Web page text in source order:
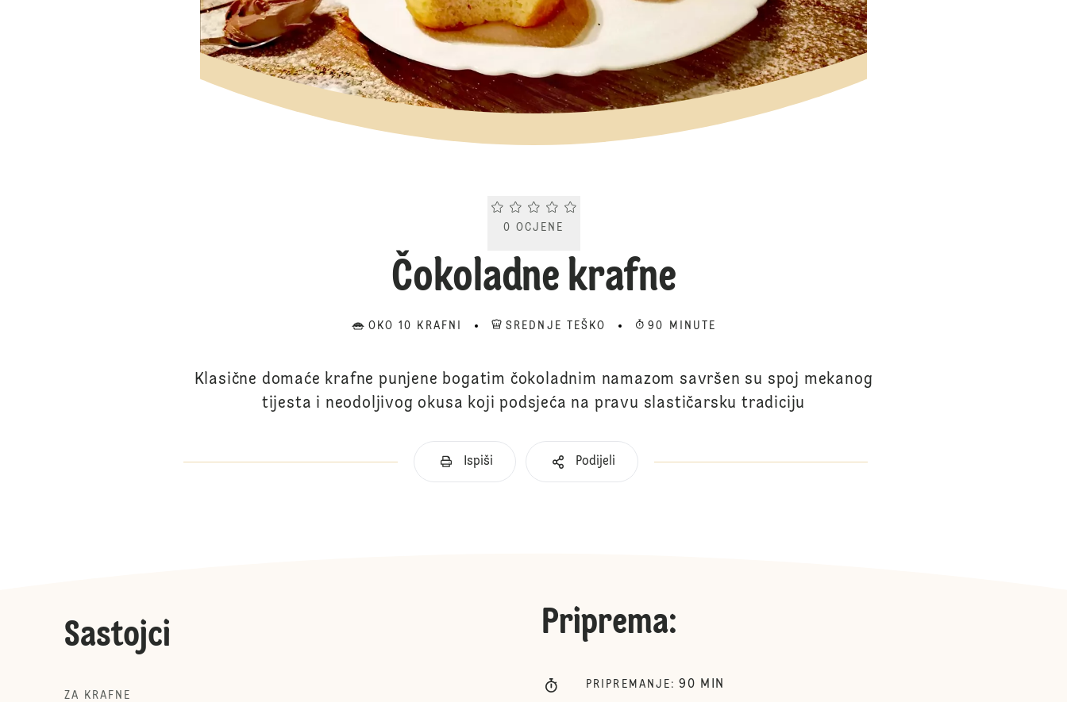
Current rating 0.0. Click to rate.
0 OCJENE
Čokoladne krafne
OKO 10 KRAFNI SREDNJE TEŠKO 90 MINUTE
Klasične domaće krafne punjene bogatim čokoladnim namazom savršen su spoj mekanog
tijesta i neodoljivog okusa koji podsjeća na pravu slastičarsku tradiciju
Ispiši Podijeli
Sastojci
ZA KRAFNE
Priprema:
PRIPREMANJE : 90 MIN